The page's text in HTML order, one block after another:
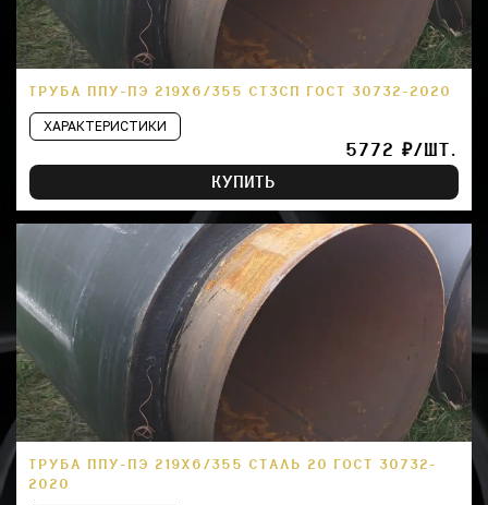
ТРУБА ППУ-ПЭ 219Х6/355 СТ3СП ГОСТ 30732-2020
ХАРАКТЕРИСТИКИ
5772 ₽/ШТ.
КУПИТЬ
ТРУБА ППУ-ПЭ 219Х6/355 СТАЛЬ 20 ГОСТ 30732-
2020